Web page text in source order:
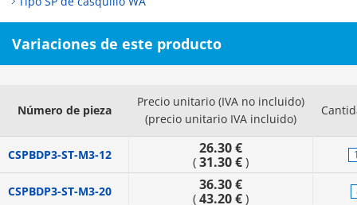
Variaciones de este producto
Número de pieza
Precio unitario (IVA no incluido)
(precio unitario IVA incluido)
CSPBDP3-ST-M3-12 26.30 €
( 31.30 € )
CSPBDP3-ST-M3-20 36.30 €
( 43.20 € )